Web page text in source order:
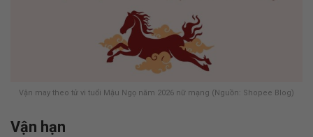
Vận may theo tử vi tuổi Mậu Ngọ năm 2026 nữ mạng (Nguồn: Shopee Blog)
Vận hạn